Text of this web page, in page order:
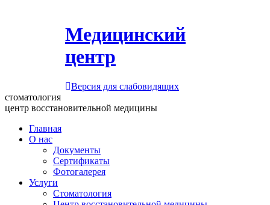
Медицинский
центр
Версия для слабовидящих
стоматология
центр восстановительной медицины
Главная
О нас
Документы
Сертификаты
Фотогалерея
Услуги
Стоматология